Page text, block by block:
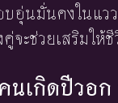
อุ่นมั่นคงในแว
จะช่วยเสริมใ
เกิดปีวอก